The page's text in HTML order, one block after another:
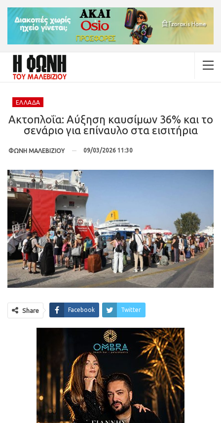
ΕΛΛΆΔΑ
Ακτοπλοΐα: Αύξηση καυσίμων 36% και το
σενάριο για επίναυλο στα εισιτήρια
ΦΩΝΗ ΜΑΛΕΒΙΖΙΟΥ 09/03/2026 11:30
Share Facebook Twitter